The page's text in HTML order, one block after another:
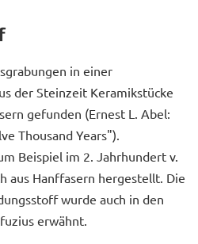
in einer
der Steinzeit Keramikstücke
gefunden (Ernest L. Abel:
Thousand Years").
Beispiel im 2. Jahrhundert v.
aus Hanffasern hergestellt. Die
wurde auch in den
erwähnt.